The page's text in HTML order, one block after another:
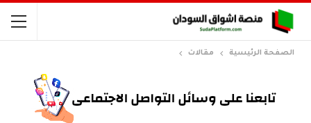
الصفحة الرئيسية مقالات